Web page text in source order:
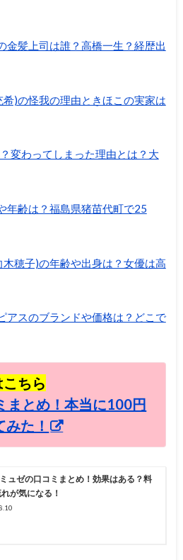
金髪上司は誰？高橋一生？経歴出
希)の怪我の理由ときほこの実家は
変わってしまった理由とは？大
年齢は？福島県猪苗代町で25
木穂子)の年齢や出身は？女優は高
アスのブランドや価格は？どこで
ちら
まとめ！本当に100円
た！
ミュゼの口コミまとめ！効果はある？料
が気になる！